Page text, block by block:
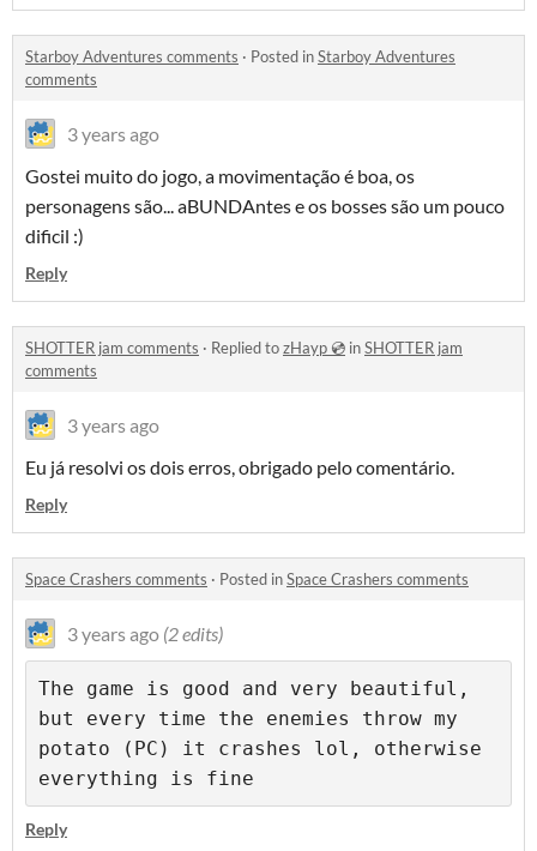
Starboy Adventures comments · Posted inStarboy Adventures
comments
3 years ago
Gostei muito do jogo, a movimentação é boa, os
personagens são... aBUNDAntes e os bosses são um pouco
dificil :)
Reply
SHOTTER jam comments · Replied tozHayp 💿 inSHOTTER jam
comments
3 years ago
Eu já resolvi os dois erros, obrigado pelo comentário.
Reply
Space Crashers comments · Posted inSpace Crashers comments
3 years ago (2 edits)
The game is good and very beautiful,
but every time the enemies throw my
potato (PC) it crashes lol, otherwise
everything is fine
Reply